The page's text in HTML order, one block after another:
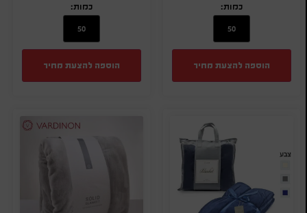
כמות:
הוספה להצעת מחיר
כמות:
הוספה להצעת מחיר